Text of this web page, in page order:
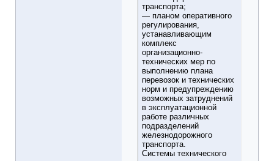
транспорта;
— планом оперативного
регулирования,
устанавливающим
комплекс
организационно-
технических мер по
выполнению плана
перевозок и технических
норм и предупреждению
возможных затруднений
в эксплуатационной
работе различных
подразделений
железнодорожного
транспорта.
Системы технического